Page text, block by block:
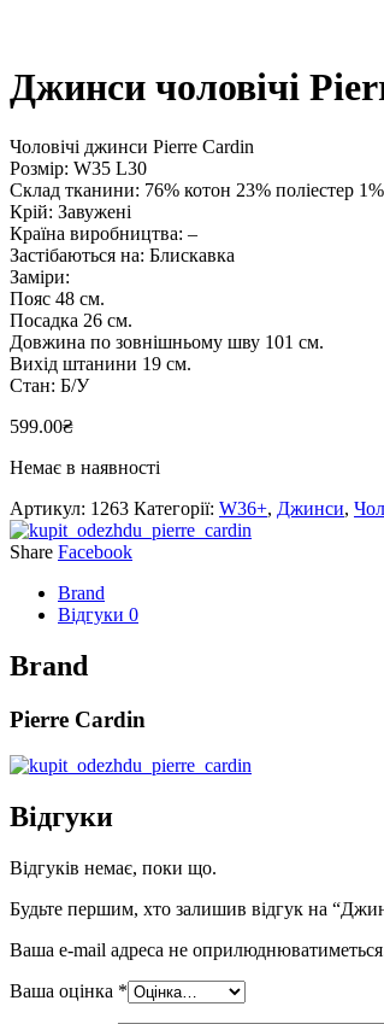
Джинси чоловічі
Чоловічі джинси Pierre Cardin
Розмір: W35 L30
Склад тканини: 76% котон 23% поліестер
Крій: Завужені
Країна виробництва: –
Застібаються на: Блискавка
Заміри:
Пояс 48 см.
Посадка 26 см.
Довжина по зовнішньому шву 101 см.
Вихід штанини 19 см.
Стан: Б/У
599.00₴
Немає в наявності
Артикул: 1263 Категорії: W36+, Джинси,
Share Facebook
Brand
Відгуки 0
Brand
Pierre Cardin
Відгуки
Відгуків немає, поки що.
Будьте першим, хто залишив відгук на
Ваша e-mail адреса не
Ваша оцінка *